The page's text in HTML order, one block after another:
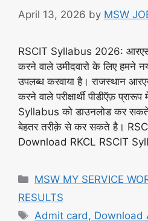
April 13, 2026 by MSW
RSCIT Syllabus 2026:
करने वाले उमीदवारो के लिए हमने
उपलब्ध करवाया है। राजस्थान
करने वाले परीक्षार्थी पीडीऍफ़
Syllabus को डाउनलोड कर सकते
बेहतर तरीक़े से कर सकते है।
Download RKCL RSCIT
Categories
MSW MY SERVICE
RESULTS
Tags
Admit card, Download